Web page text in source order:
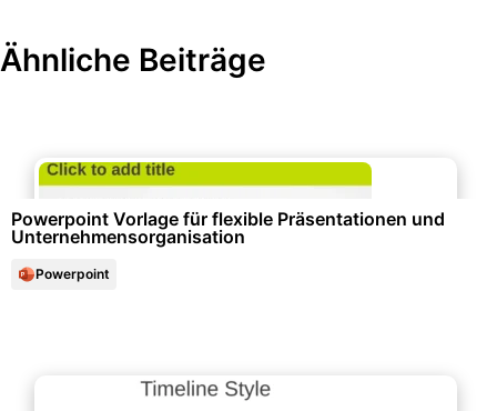
Ähnliche Beiträge
Powerpoint Vorlage für flexible Präsentationen und
Unternehmensorganisation
Powerpoint